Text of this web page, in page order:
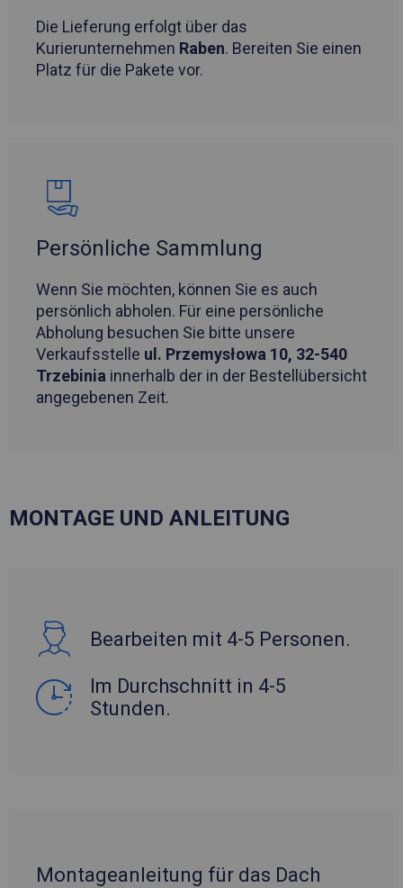
Die Lieferung erfolgt über das
Kurierunternehmen Raben. Bereiten Sie einen
Platz für die Pakete vor.
Persönliche Sammlung
Wenn Sie möchten, können Sie es auch
persönlich abholen. Für eine persönliche
Abholung besuchen Sie bitte unsere
Verkaufsstelle ul. Przemysłowa 10, 32-540
Trzebinia innerhalb der in der Bestellübersicht
angegebenen Zeit.
MONTAGE UND ANLEITUNG
Bearbeiten mit 4-5 Personen.
Im Durchschnitt in 4-5
Stunden.
Montageanleitung für das Dach